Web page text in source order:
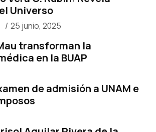
Universo
25 junio, 2025
transforman la
en la BUAP
de admisión a UNAM e